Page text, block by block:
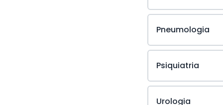
Pneumologia
Psiquiatria
Urologia